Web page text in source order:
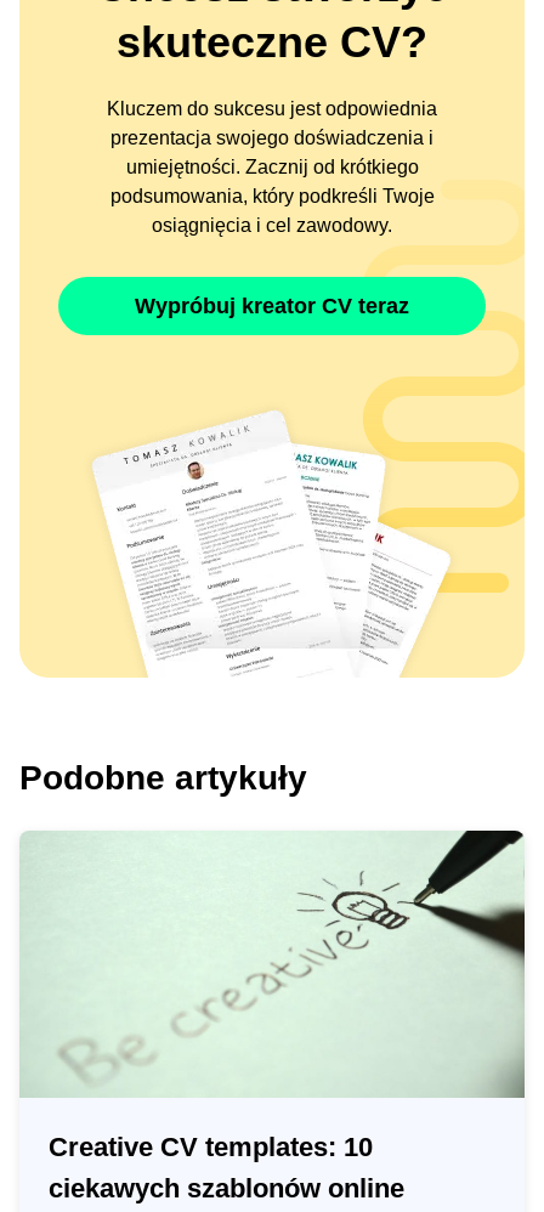
skuteczne CV?
Kluczem do sukcesu jest odpowiednia
prezentacja swojego doświadczenia i
umiejętności. Zacznij od krótkiego
podsumowania, który podkreśli Twoje
osiągnięcia i cel zawodowy.
Wypróbuj kreator CV teraz
Podobne artykuły
Creative CV templates: 10
ciekawych szablonów online